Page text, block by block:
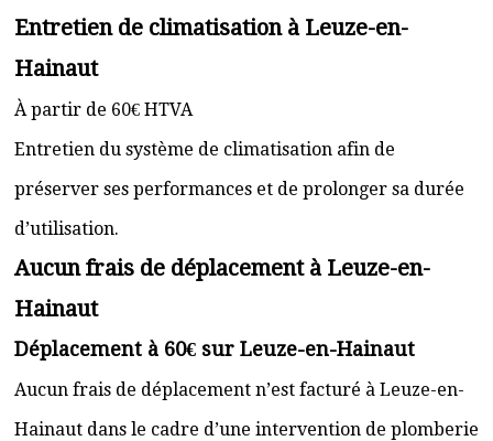
Entretien de climatisation à Leuze-en-
Hainaut
À partir de 60€ HTVA
Entretien du système de climatisation afin de
préserver ses performances et de prolonger sa durée
d’utilisation.
Aucun frais de déplacement à Leuze-en-
Hainaut
Déplacement à 60€ sur Leuze-en-Hainaut
Aucun frais de déplacement n’est facturé à Leuze-en-
Hainaut dans le cadre d’une intervention de plomberie